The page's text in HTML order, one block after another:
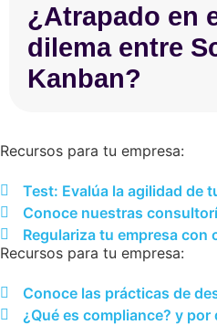
¿Atrapado en
dilema entre
Kanban?
Recursos para tu empresa:
Test: Evalúa la agilidad de
Conoce nuestras
Regulariza tu empresa con
Recursos para tu empresa:
Conoce las prácticas de
¿Qué es compliance? y